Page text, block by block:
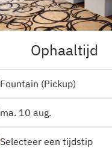
Ophaaltijd
Fountain (Pickup)
ma. 10 aug.
Selecteer een tijdstip